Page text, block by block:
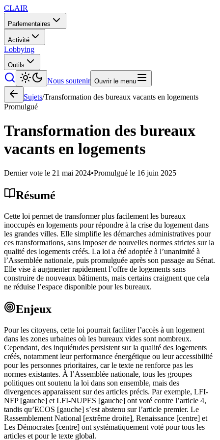
CLAIR
Parlementaires
Activité
Lobbying
Outils
Nous soutenir Ouvrir le menu
Sujets/Transformation des bureaux vacants en logements
Promulgué
Transformation des bureaux
vacants en logements
Dernier vote le 21 mai 2024•Promulgué le 16 juin 2025
Résumé
Cette loi permet de transformer plus facilement les bureaux
inoccupés en logements pour répondre à la crise du logement dans
les grandes villes. Elle simplifie les démarches administratives pour
ces transformations, sans imposer de nouvelles normes strictes sur la
qualité des logements créés. La loi a été adoptée à l’unanimité à
l’Assemblée nationale, puis promulguée après son passage au Sénat.
Elle vise à augmenter rapidement l’offre de logements sans
construire de nouveaux bâtiments, mais certains craignent que cela
ne réduise l’espace disponible pour les bureaux.
Enjeux
Pour les citoyens, cette loi pourrait faciliter l’accès à un logement
dans les zones urbaines où les bureaux vides sont nombreux.
Cependant, des inquiétudes persistent sur la qualité des logements
créés, notamment leur performance énergétique ou leur accessibilité
pour les personnes prioritaires, car le texte ne renforce pas les
normes existantes. À l’Assemblée nationale, tous les groupes
politiques ont soutenu la loi dans son ensemble, mais des
divergences apparaissent sur des articles précis. Par exemple, LFI-
NFP [gauche] et LFI-NUPES [gauche] ont voté contre l’article 4,
tandis qu’ECOS [gauche] s’est abstenu sur l’article premier. Le
Rassemblement National [extrême droite], Renaissance [centre] et
Les Démocrates [centre] ont systématiquement voté pour tous les
articles et pour le texte global.